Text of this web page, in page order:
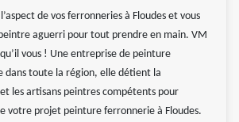
de vos ferronneries à Floudes et vous
aguerri pour tout prendre en main. VM
vous ! Une entreprise de peinture
dans toute la région, elle détient la
les artisans peintres compétents pour
votre projet peinture ferronnerie à Floudes.